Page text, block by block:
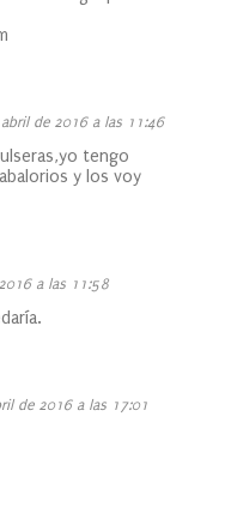
de 2016 a las 11:46
tengo
y los voy
a las 11:58
de 2016 a las 17:01